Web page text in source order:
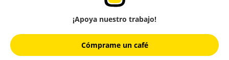
¡Apoya nuestro trabajo!
Cómprame un café